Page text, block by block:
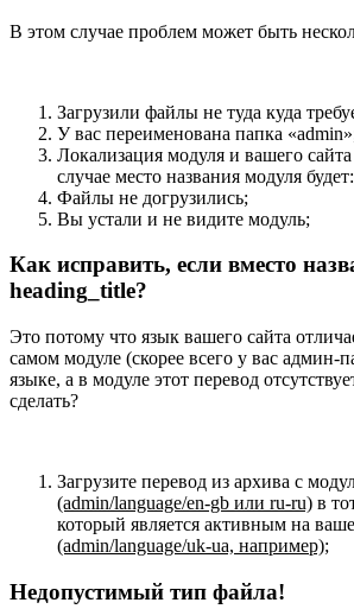
В этом случае проблем может быть
Загрузили файлы не туда куда
У вас переименована папка
Локализация модуля и вашего
случае место названия модуля
Файлы не догрузились;
Вы устали и не видите модуль;
Как исправить, если вместо
heading_title?
Это потому что язык вашего сайта
самом модуле (скорее всего у вас админ-
языке, а в модуле этот перевод
сделать?
Загрузите перевод из архива с
(admin/language/en-gb или ru-ru) в
который является активным на
(admin/language/uk-ua, например);
Недопустимый тип файла!